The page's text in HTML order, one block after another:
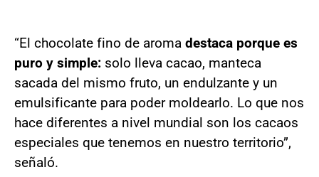
“El chocolate fino de aroma destaca porque es
puro y simple: solo lleva cacao, manteca
sacada del mismo fruto, un endulzante y un
emulsificante para poder moldearlo. Lo que nos
hace diferentes a nivel mundial son los cacaos
especiales que tenemos en nuestro territorio”,
señaló.